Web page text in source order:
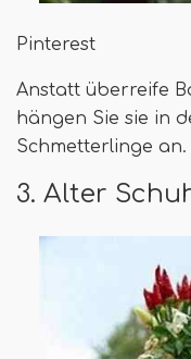
Pinterest
Anstatt überreife
hängen Sie sie in
Schmetterlinge an.
3. Alter